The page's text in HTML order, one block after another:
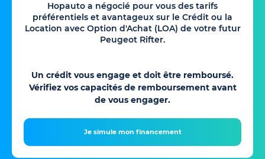
Hopauto a négocié pour vous des tarifs
préférentiels et avantageux sur le Crédit ou la
Location avec Option d'Achat (LOA) de votre futur
Peugeot Rifter.
Un crédit vous engage et doit être remboursé.
Vérifiez vos capacités de remboursement avant
de vous engager.
Je simule mon financement